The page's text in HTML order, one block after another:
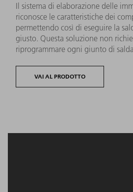
Il sistema di elaborazione delle
riconosce le caratteristiche dei
permettendo così di eseguire la
giusto. Questa soluzione non
riprogrammare ogni giunto di
VAI AL PRODOTTO